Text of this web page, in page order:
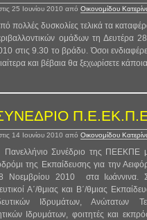
25 Ιουνίου 2010 από Οικονομίδου
πολλές δυσκολίες τελικά τα
ομάδων τη Δευτέρα
στις 9.30 το βράδυ. Όσοι
και βέβαια θα ξεχωρίσετε κάποια
14 Ιουνίου 2010 από Οικονομίδου
Συνέδριο της ΠΕΕΚΠΕ
της Εκπαίδευσης για την
Νοεμβρίου 2010 στα Ιωάννινα.
Α΄/θμιας και Β΄/θμιας
Ιδρυμάτων, Ανώτατων
Ιδρυμάτων, φοιτητές και